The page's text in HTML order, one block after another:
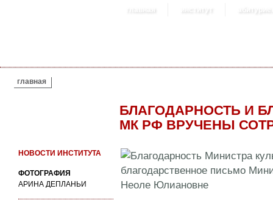
главная институт
ВЫ ЗДЕСЬ
главная
БЛАГОДАРНОСТЬ И
МК РФ ВРУЧЕНЫ
НОВОСТИ ИНСТИТУТА
ФОТОГРАФИЯ
АРИНА ДЕПЛАНЬИ